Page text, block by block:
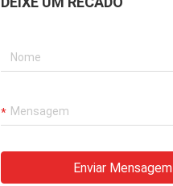
Enviar Mensagem